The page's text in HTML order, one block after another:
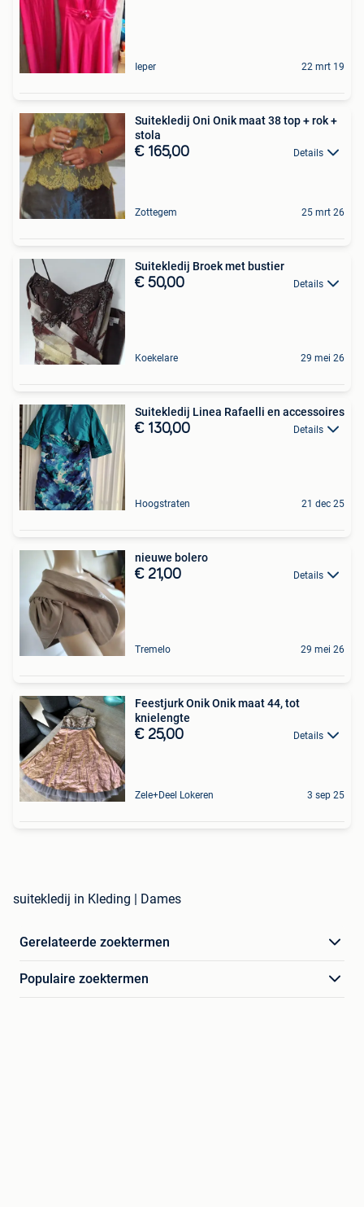
Ieper 22 mrt 19
Suitekledij Oni Onik maat 38 top + rok +
stola
€ 165,00 Details
Zottegem 25 mrt 26
Suitekledij Broek met bustier
€ 50,00 Details
Koekelare 29 mei 26
Suitekledij Linea Rafaelli en accessoires
€ 130,00 Details
Hoogstraten 21 dec 25
nieuwe bolero
€ 21,00 Details
Tremelo 29 mei 26
Feestjurk Onik Onik maat 44, tot
knielengte
€ 25,00 Details
Zele+Deel Lokeren 3 sep 25
suitekledij in Kleding | Dames
Gerelateerde zoektermen
Populaire zoektermen